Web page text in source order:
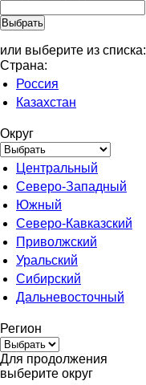
или выберите из списка:
Страна:
Россия
Казахстан
Округ
Центральный
Северо-Западный
Южный
Северо-Кавказский
Приволжский
Уральский
Сибирский
Дальневосточный
Регион
Для продолжения
выберите округ